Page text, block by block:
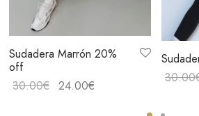
Sudadera Marrón 20%
off
30.00€
El
24.00€
30.00